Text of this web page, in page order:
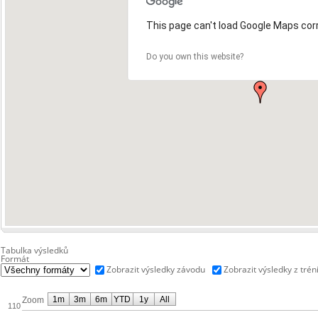
This page can't load Google Maps
Do you own this website?
Tabulka výsledků
Formát
Zobrazit výsledky závodu
Zobrazit výsledky z
Zoom
110
1m 3m 6m YTD 1y All